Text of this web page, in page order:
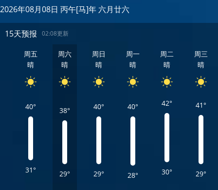
2026年08月08日 丙午[马]年 六月廿六
15天预报 02:08更新
周五
晴
40°
31°
周六
晴
38°
29°
周日
晴
40°
29°
周一
晴
40°
28°
周二
晴
42°
30°
周三
晴
41°
29°